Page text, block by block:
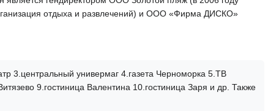
отдыха и развлечений) и ООО «Фирма ДИСКО»
3.центральный универмаг 4.газета Черноморка 5.ТВ
9.гостиница Валентина 10.гостиница Заря и др. Также